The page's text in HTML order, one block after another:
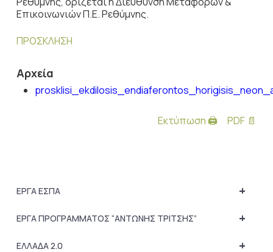
Επικοινωνιών Π.Ε. Ρεθύμνης.
ΠΡΟΣΚΛΗΣΗ
Αρχεία
Εκτύπωση 🖨 PDF 📄
+
ΕΡΓΑ ΕΣΠΑ
+
ΕΡΓΑ ΠΡΟΓΡΑΜΜΑΤΟΣ “ΑΝΤΩΝΗΣ ΤΡΙΤΣΗΣ”
+
ΕΛΛΑΔΑ 2.0